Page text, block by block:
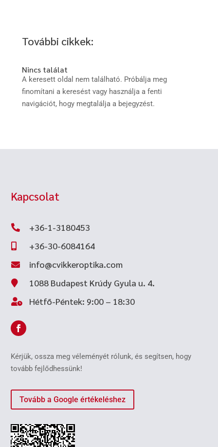
További cikkek:
Nincs találat
A keresett oldal nem található. Próbálja meg
finomítani a keresést vagy használja a fenti
navigációt, hogy megtalálja a bejegyzést.
Kapcsolat
 +36-1-3180453
 +36-30-6084164
 info@cvikkeroptika.com
 1088 Budapest Krúdy Gyula u. 4.
 Hétfő-Péntek: 9:00 – 18:30
Kérjük, ossza meg véleményét rólunk, és segítsen, hogy
tovább fejlődhessünk!
Tovább a Google értékeléshez